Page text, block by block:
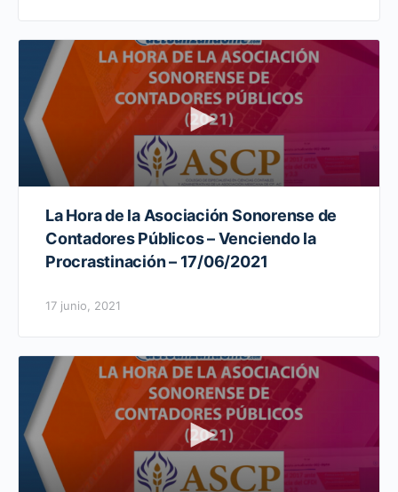
La Hora de la Asociación Sonorense de
Contadores Públicos – Venciendo la
Procrastinación – 17/06/2021
17 junio, 2021